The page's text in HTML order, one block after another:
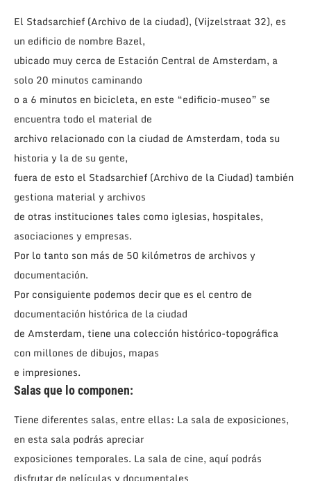
El Stadsarchief (Archivo de la ciudad), (Vijzelstraat 32), es
un edificio de nombre Bazel,
ubicado muy cerca de Estación Central de Amsterdam, a
solo 20 minutos caminando
o a 6 minutos en bicicleta, en este “edificio-museo” se
encuentra todo el material de
archivo relacionado con la ciudad de Amsterdam, toda su
historia y la de su gente,
fuera de esto el Stadsarchief (Archivo de la Ciudad) también
gestiona material y archivos
de otras instituciones tales como iglesias, hospitales,
asociaciones y empresas.
Por lo tanto son más de 50 kilómetros de archivos y
documentación.
Por consiguiente podemos decir que es el centro de
documentación histórica de la ciudad
de Amsterdam, tiene una colección histórico-topográfica
con millones de dibujos, mapas
e impresiones.
Salas que lo componen:
Tiene diferentes salas, entre ellas: La sala de exposiciones,
en esta sala podrás apreciar
exposiciones temporales. La sala de cine, aquí podrás